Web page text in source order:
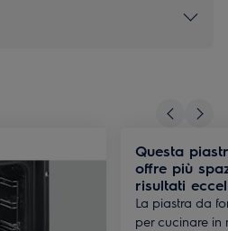
Questa
offre più
risultati
La piastra da
per cucinare in